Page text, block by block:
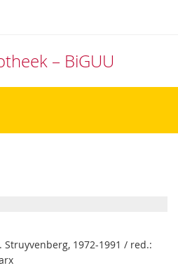
– BiGUU
1972-1991 / red.: